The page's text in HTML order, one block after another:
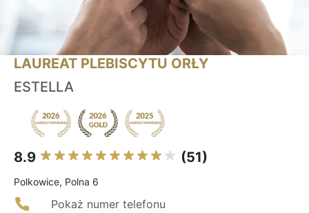
LAUREAT PLEBISCYTU ORŁY
ESTELLA
8.9 (51)
Polkowice, Polna 6
Pokaż numer telefonu